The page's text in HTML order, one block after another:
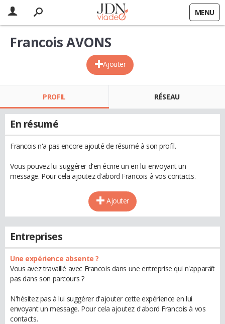
MENU
Ajouter
Francois AVONS
PROFIL RÉSEAU
En résumé
Francois n'a pas encore ajouté de résumé à son profil.
Vous pouvez lui suggérer d'en écrire un en lui envoyant un
message. Pour cela ajoutez d'abord Francois à vos contacts.
Ajouter
Entreprises
Une expérience absente ?
Vous avez travaillé avec Francois dans une entreprise qui n'apparaît
pas dans son parcours ?
N'hésitez pas à lui suggérer d'ajouter cette expérience en lui
envoyant un message. Pour cela ajoutez d'abord Francois à vos
contacts.